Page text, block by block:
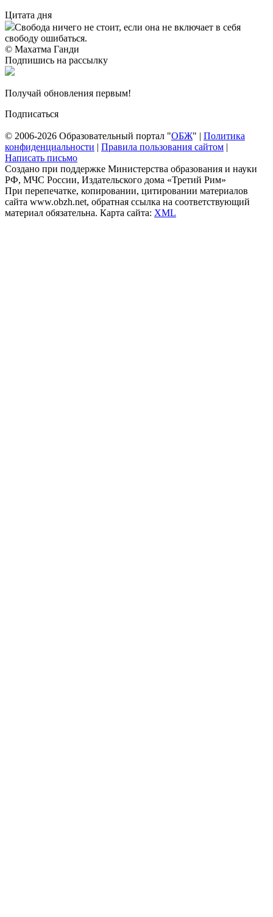
Цитата дня
Свобода ничего не стоит, если она не включает в себя
свободу ошибаться.
© Махатма Ганди
Подпишись на рассылку
Получай обновления первым!
Подписаться
© 2006-2026 Образовательный портал "ОБЖ" | Политика
конфиденциальности | Правила пользования сайтом |
Написать письмо
Создано при поддержке Министерства образования и науки
РФ, МЧС России, Издательского дома «Третий Рим»
При перепечатке, копировании, цитировании материалов
сайта www.obzh.net, обратная ссылка на соответствующий
материал обязательна. Карта сайта: XML